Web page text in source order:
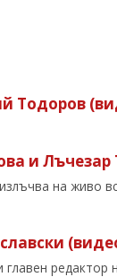
Тодоров
и
на живо
редактор